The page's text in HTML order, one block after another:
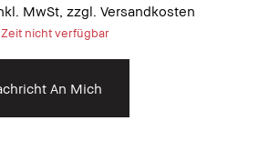
MwSt, zzgl. Versandkosten
nicht verfügbar
An Mich